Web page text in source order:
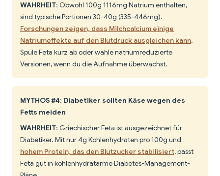
WAHRHEIT: Obwohl 100g 1116mg Natrium enthalten,
sind typische Portionen 30-40g (335-446mg).
Forschungen zeigen, dass Milchcalcium einige
Natriumeffekte auf den Blutdruck ausgleichen kann.
Spüle Feta kurz ab oder wähle natriumreduzierte
Versionen, wenn du die Aufnahme überwachst.
MYTHOS #4: Diabetiker sollten Käse wegen des
Fetts meiden
WAHRHEIT: Griechischer Feta ist ausgezeichnet für
Diabetiker. Mit nur 4g Kohlenhydraten pro 100g und
hohem Protein, das den Blutzucker stabilisiert, passt
Feta gut in kohlenhydratarme Diabetes-Management-